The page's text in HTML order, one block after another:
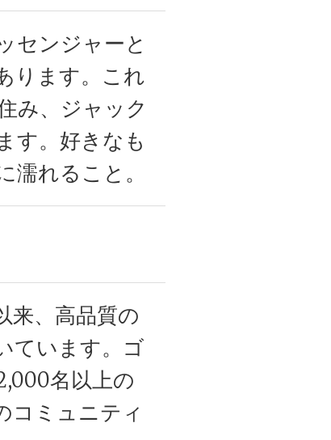
センジャーと
ります。これ
み、ジャック
す。好きなも
れること。
来、高品質の
ています。ゴ
名以上の
コミュニティ